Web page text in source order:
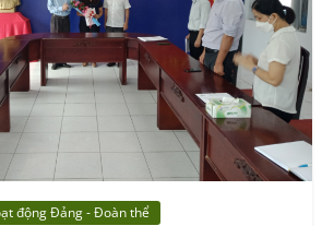
động Đảng - Đoàn thể